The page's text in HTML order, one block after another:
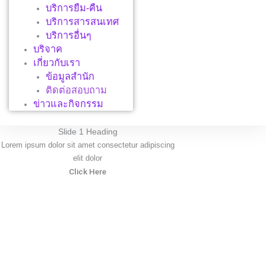
บริการยืม-คืน
บริการสารสนเทศ
บริการอื่นๆ
บริจาค
เกี่ยวกับเรา
ข้อมูลสำนัก
ติดต่อสอบถาม
ข่าวและกิจกรรม
Slide 1 Heading
Lorem ipsum dolor sit amet consectetur adipiscing
elit dolor
Click Here